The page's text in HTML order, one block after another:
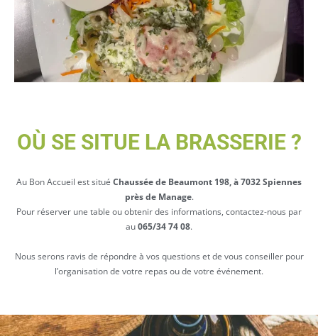
OÙ SE SITUE LA BRASSERIE ?
Au Bon Accueil est situé Chaussée de Beaumont 198, à 7032 Spiennes
près de Manage.
Pour réserver une table ou obtenir des informations, contactez-nous par
au065/34 74 08.
Nous serons ravis de répondre à vos questions et de vous conseiller pour
l’organisation de votre repas ou de votre événement.